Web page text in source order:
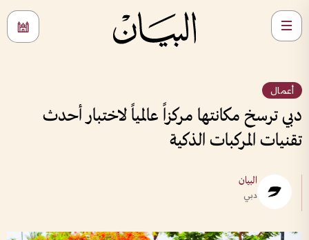
أعمال
دبي ترسخ مكانتها مركزاً عالمياً لاختبار أحدث
تقنيات المركبات الذكية
البيان
دبي